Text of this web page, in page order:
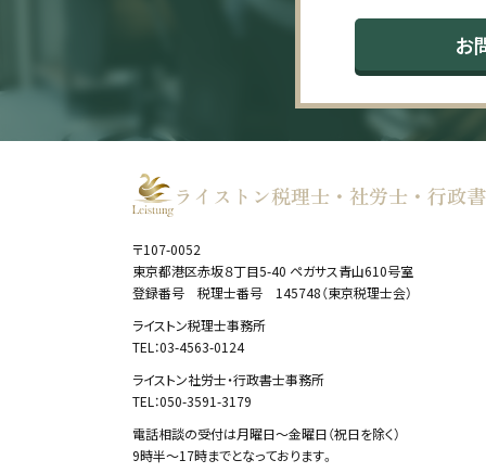
お
ライストン税理士・社労士・行政
〒107-0052
東京都港区赤坂８丁目5-40 ペガサス青山610号室
登録番号 税理士番号 145748（東京税理士会）
ライストン税理士事務所
TEL：03-4563-0124
ライストン社労士・行政書士事務所
TEL：050-3591-3179
電話相談の受付は月曜日～金曜日（祝日を除く）
9時半～17時までとなっております。